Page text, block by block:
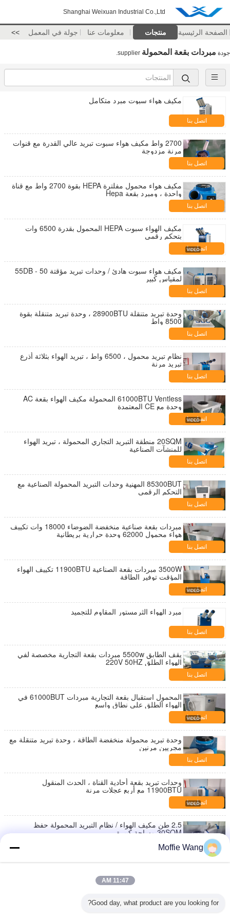
Shanghai Weixuan Industrial Co.,Ltd
الصفحة الرئيسية منتجات معلومات عنا جولة في المعمل >>
جودة مبردات بقعة المحمولة
مكيف هواء سبوت مبرد متكامل
اتصل بنا
2700 واط مكيف هواء سبوت تبريد عالي القدرة مع قنوات
مرنة مزدوجة
اتصل بنا
مكيف هواء محمول مفلترة HEPA بقوة 2700 واط مع قناة
واحدة ، ومبرد بقعة Hepa
اتصل بنا
مكيف الهواء سبوت HEPA المحمول بقدرة 6500 وات
بتحكم رقمي
اتصل بنا
مكيف هواء سبوت هادئ / وحدات تبريد مؤقتة 50 - 55DB
لمقياس كبير
اتصل بنا
وحدة تبريد متنقلة 28900BTU ، وحدة تبريد متنقلة بقوة
8500 واط
اتصل بنا
نظام تبريد محمول ، 6500 واط ، تبريد الهواء بثلاثة أذرع
تبريد مرنة
اتصل بنا
61000BTU Ventless المحمولة مكيف الهواء بقعة AC
وحدة مع CE المعتمدة
اتصل بنا
20SQM منطقة التبريد التجاري المحمولة ، تبريد الهواء
للمنشآت الصناعية
اتصل بنا
85300BUT المهنية وحدات التبريد المحمولة الصناعية مع
التحكم الرقمي
اتصل بنا
مبردات بقعة صناعية منخفضة الضوضاء 18000 وات تكييف
هواء محمول 62000 وحدة حرارية بريطانية
اتصل بنا
3500W مبردات بقعة الصناعية 11900BTU تكييف الهواء
المؤقت توفير الطاقة
اتصل بنا
مبرد الهواء الثرمستور المقاوم للتجميد
اتصل بنا
يقف الطابق 5500w مبردات بقعة التجارية مخصصة لفي
الهواء الطلق 220V 50HZ
اتصل بنا
المحمول استقبال بقعة التجارية مبردات 61000BUT في
الهواء الطلق على نطاق واسع
اتصل بنا
وحدة تبريد محمولة منخفضة الطاقة ، وحدة تبريد متنقلة مع
مجريين مرنين
اتصل بنا
وحدات تبريد بقعة أحادية القناة ، الحدث المنقول
11900BTU مع أربع عجلات مرنة
اتصل بنا
2.5 طن مكيف الهواء / نظام التبريد المحمولة حفظ
30SQM مساحة كبيرة
اتصل بنا
محمولة لحفظ تيار متردد صناعي
وحدات تبريد سبوت منخفضة الطاقة معتمدة على قناة
Moffie Wang
11:47 AM
Good day, what product are you looking for?